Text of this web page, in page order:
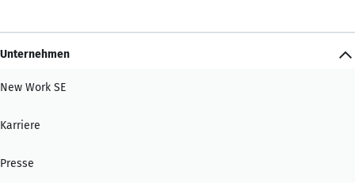
Unternehmen
New Work SE
Karriere
Presse